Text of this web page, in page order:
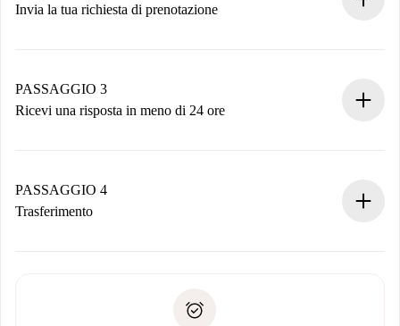
Invia la tua richiesta di prenotazione
non accetta.
PASSAGGIO 3
Ricevi una risposta in meno di 24 ore
contatto con il proprietario.
Se rifiutata: non ti addebiteremo nulla e ti proporremo
Domiciliazione del pagamento
PASSAGGIO 4
Trasferimento
solo se non segnali problemi.